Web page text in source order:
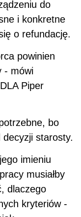
do
i konkretne
o refundację.
powinien
- mówi
Piper
bo
decyzji starosty.
imieniu
musiałby
dlaczego
kryteriów -